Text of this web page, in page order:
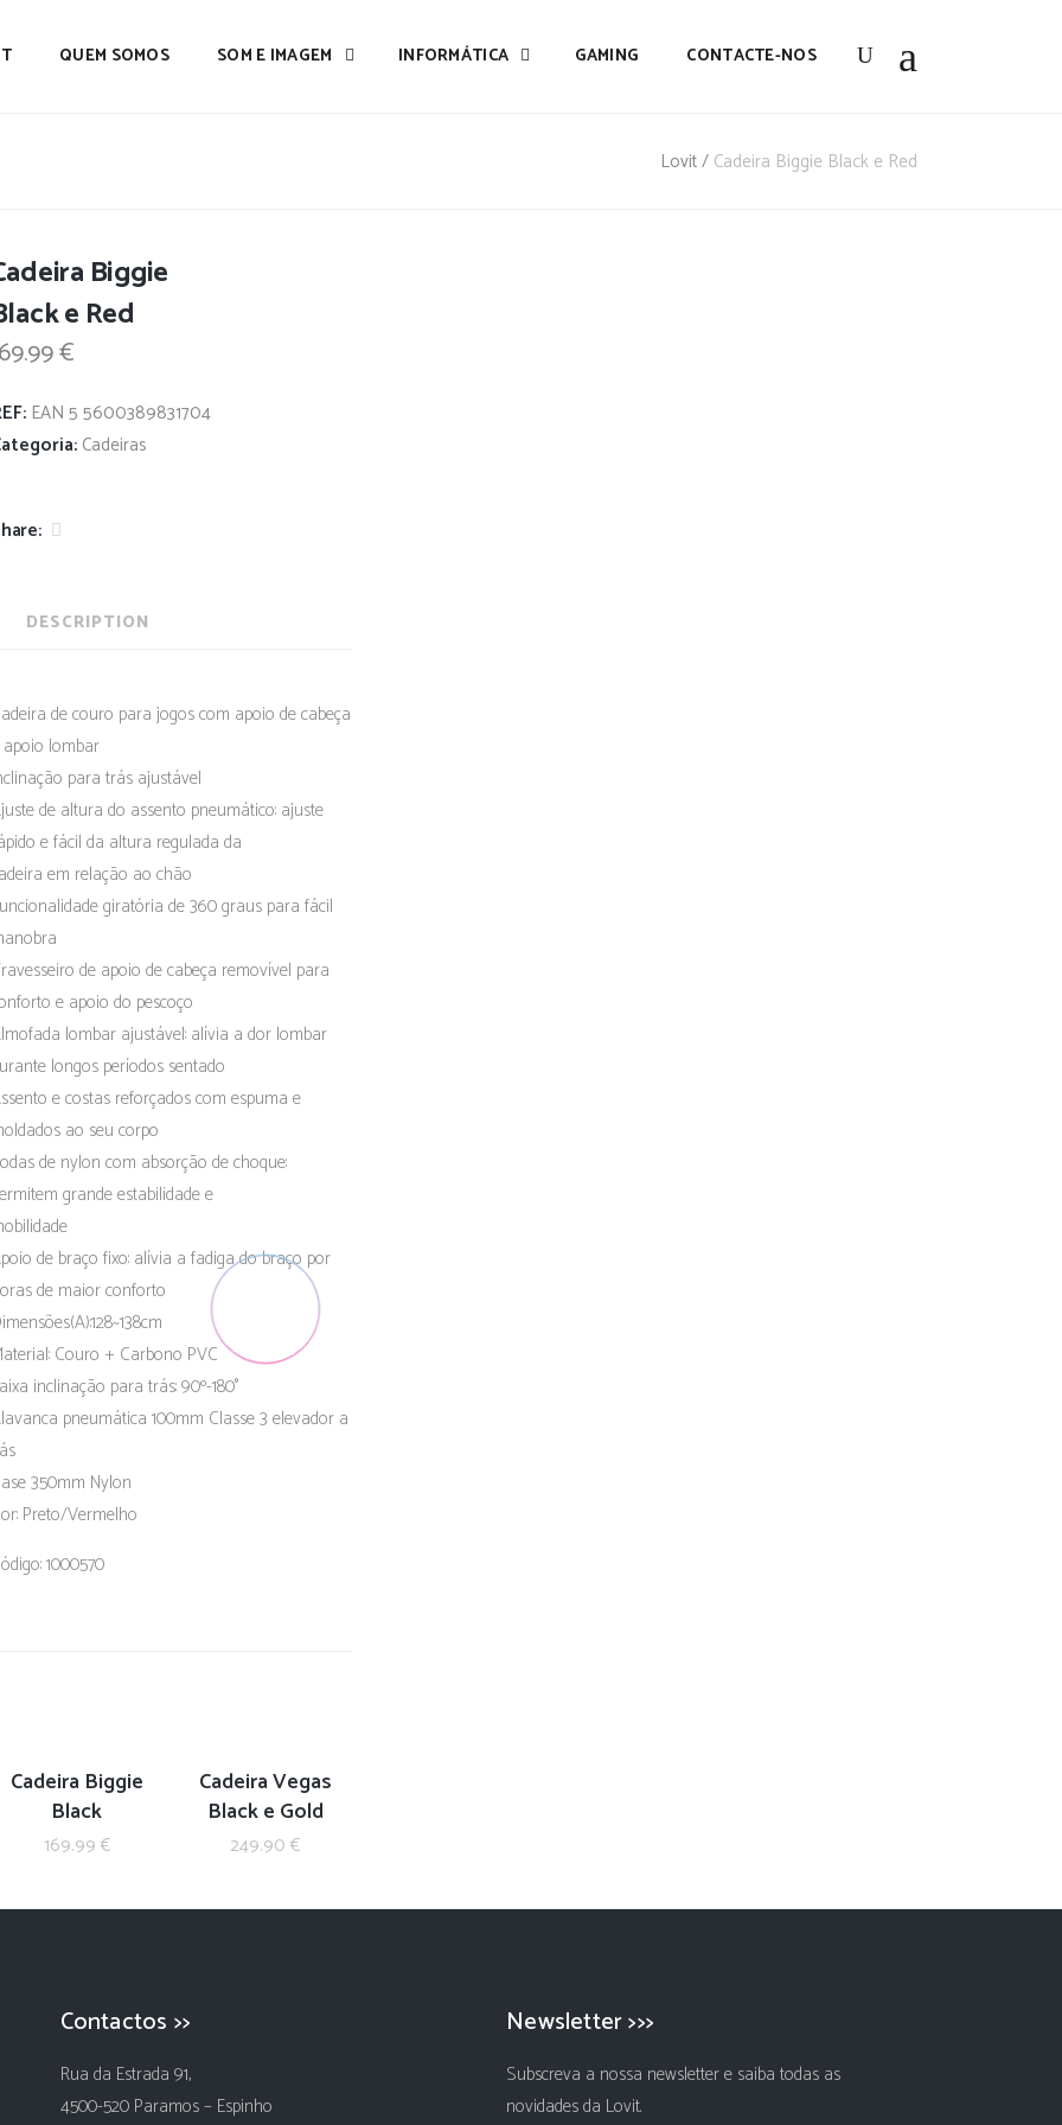
QUEM SOMOS SOM E IMAGEM INFORMÁTICA GAMING CONTACTE-NOS
Lovit/ Cadeira Biggie Black e Red
Biggie
e Red
€
EAN 5 5600389831704
Cadeiras
DESCRIPTION
de couro para jogos com apoio de cabeça
lombar
para trás ajustável
de altura do assento pneumático: ajuste
e fácil da altura regulada da
em relação ao chão
giratória de 360 graus para fácil
de apoio de cabeça removível para
e apoio do pescoço
lombar ajustável: alívia a dor lombar
longos períodos sentado
e costas reforçados com espuma e
ao seu corpo
de nylon com absorção de choque:
grande estabilidade e
de braço fixo: alívia a fadiga do braço por
de maior conforto
Couro + Carbono PVC
inclinação para trás: 90º-180°
pneumática 100mm Classe 3 elevador a
350mm Nylon
Preto/Vermelho
1000570
Cadeira Biggie
Black
169.99 €
Cadeira Vegas
Black e Gold
249.90€
Contactos >>
Rua da Estrada 91,
4500-520 Paramos – Espinho
Newsletter >>>
Subscreva a nossa newsletter e saiba todas as
novidades da Lovit.